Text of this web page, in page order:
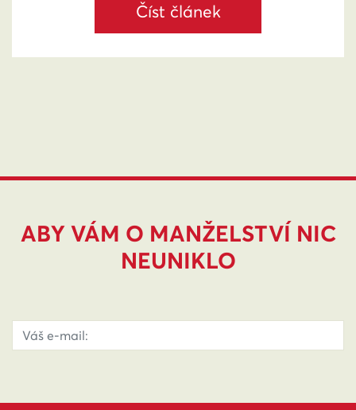
Číst článek
ABY VÁM O MANŽELSTVÍ NIC
NEUNIKLO